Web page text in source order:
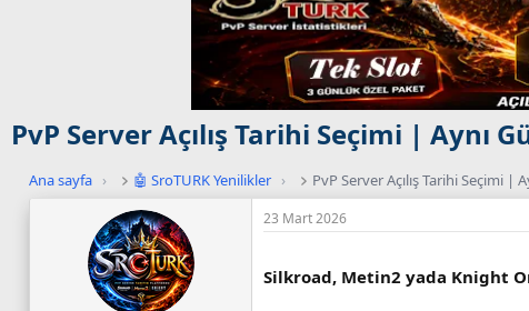
PvP Server Açılış Tarihi Seçimi | Aynı
Ana sayfa › 🤖 SroTURK Yenilikler › PvP Server Açılış Tarihi Seçimi |
23 Mart 2026
Silkroad, Metin2 yada Knight